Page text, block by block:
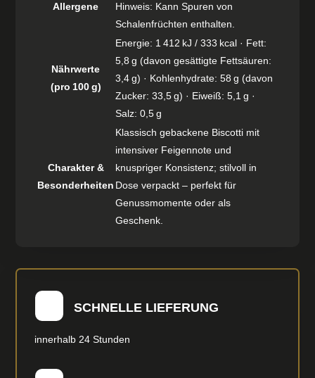
Allergene
Hinweis: Kann Spuren von
Schalenfrüchten enthalten.
Nährwerte
(pro 100 g)
Energie: 1 412 kJ / 333 kcal · Fett:
5,8 g (davon gesättigte Fettsäuren:
3,4 g) · Kohlenhydrate: 58 g (davon
Zucker: 33,5 g) · Eiweiß: 5,1 g ·
Salz: 0,5 g
Charakter &
Besonderheiten
Klassisch gebackene Biscotti mit
intensiver Feigennote und
knuspriger Konsistenz; stilvoll in
Dose verpackt – perfekt für
Genussmomente oder als
Geschenk.
SCHNELLE LIEFERUNG
innerhalb 24 Stunden